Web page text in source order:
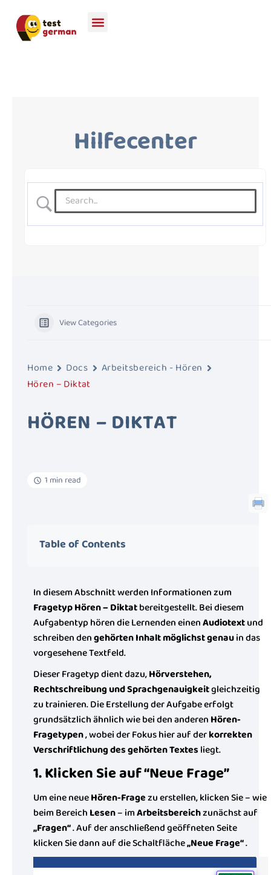
Hilfecenter
View Categories
Home Docs
Arbeitsbereich - Hören
Hören – Diktat
HÖREN – DIKTAT
1 min read
Table of Contents
In diesem Abschnitt werden Informationen zum
Fragetyp Hören – Diktatbereitgestellt. Bei diesem
Aufgabentyp hören die Lernenden einenAudiotextund
schreiben dengehörten Inhalt möglichst genauin das
vorgesehene Textfeld.
Dieser Fragetyp dient dazu,Hörverstehen,
Rechtschreibung und Sprachgenauigkeitgleichzeitig
zu trainieren. Die Erstellung der Aufgabe erfolgt
grundsätzlich ähnlich wie bei den anderen Hören-
Fragetypen, wobei der Fokus hier auf derkorrekten
Verschriftlichung des gehörten Textesliegt.
1. Klicken Sie auf “Neue Frage”
Um eine neueHören-Fragezu erstellen, klicken Sie – wie
beim Bereich Lesen– imArbeitsbereichzunächst auf
„Fragen“. Auf der anschließend geöffneten Seite
klicken Sie dann auf die Schaltfläche„Neue Frage“.